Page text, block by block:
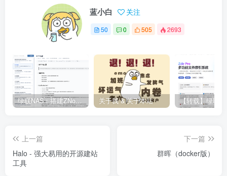
蓝小白 关注
50 0 505 2693
绿联NAS：搭建ZNote私有笔记 关于我 & 关于本站
上一篇
Halo - 强大易用的开源建站
工具
下一篇
群晖（docker版）